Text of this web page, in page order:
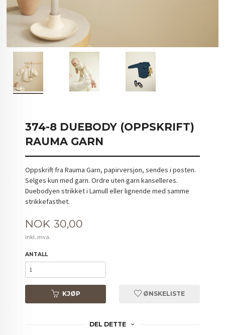
374-8 DUEBODY (OPPSKRIFT)
RAUMA GARN
Oppskrift fra Rauma Garn, papirversjon, sendes i posten.
Selges kun med garn. Ordre uten garn kanselleres.
Duebodyen strikket i Lamull eller lignende med samme
strikkefasthet.
Pris
NOK 30,00
inkl. mva.
ANTALL
KJØP ØNSKELISTE
DEL DETTE